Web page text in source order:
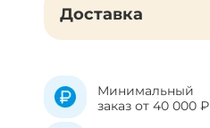
Доставка
Минимальный
заказ от 40 000 ₽